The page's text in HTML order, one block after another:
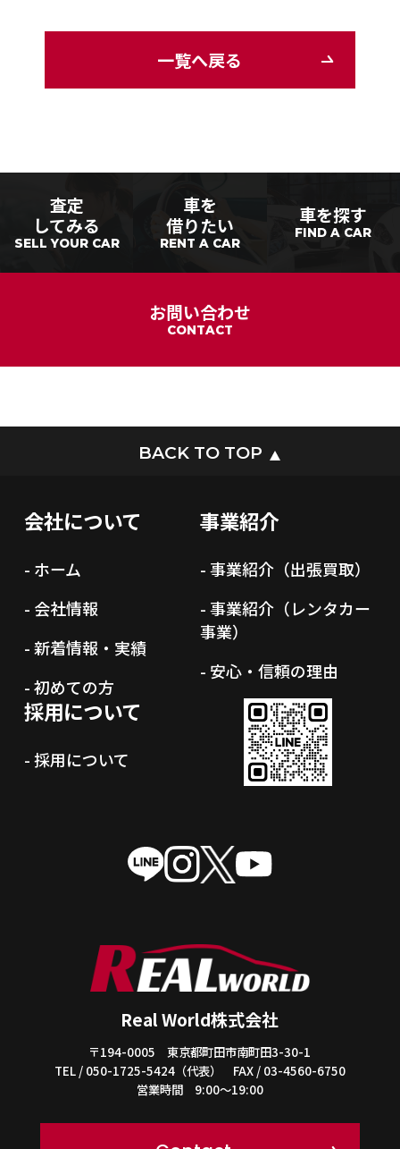
一覧へ戻る
査定
してみる
SELL YOUR CAR
車を
借りたい
RENT A CAR
車を探す
FIND A CAR
お問い合わせ
CONTACT
BACK TO TOP
会社について
- ホーム
- 会社情報
- 新着情報・実績
- 初めての方
事業紹介
- 事業紹介（出張買取）
- 事業紹介（レンタカー
事業）
- 安心・信頼の理由
採用について
- 採用について
Real World株式会社
〒194-0005 東京都町田市南町田3-30-1
TEL / 050-1725-5424（代表） FAX / 03-4560-6750
営業時間 9:00～19:00